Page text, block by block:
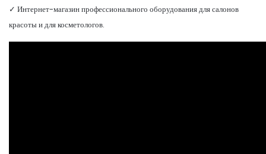
✓ Интернет-магазин профессионального оборудования для салонов
красоты и для косметологов.